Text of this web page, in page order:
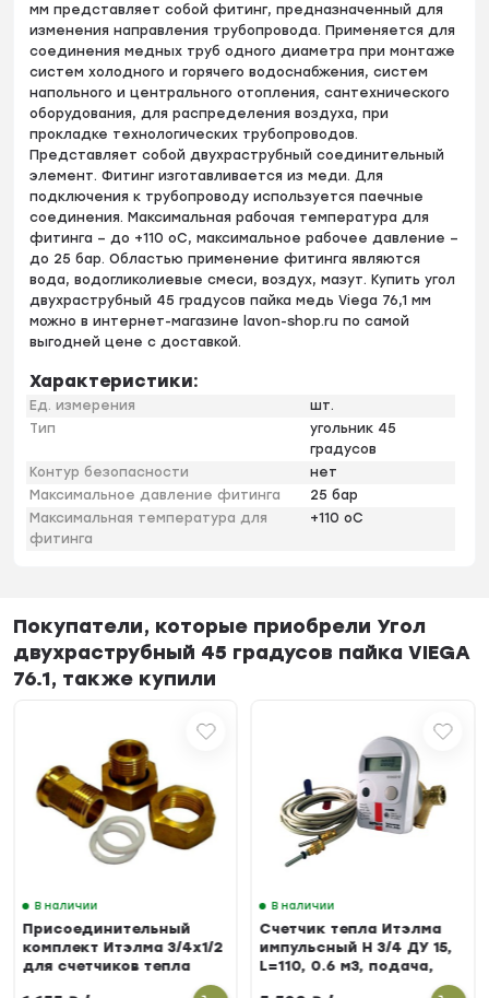
мм представляет собой фитинг, предназначенный для
изменения направления трубопровода. Применяется для
соединения медных труб одного диаметра при монтаже
систем холодного и горячего водоснабжения, систем
напольного и центрального отопления, сантехнического
оборудования, для распределения воздуха, при
прокладке технологических трубопроводов.
Представляет собой двухраструбный соединительный
элемент. Фитинг изготавливается из меди. Для
подключения к трубопроводу используется паечные
соединения. Максимальная рабочая температура для
фитинга – до +110 оС, максимальное рабочее давление –
до 25 бар. Областью применение фитинга являются
вода, водогликолиевые смеси, воздух, мазут. Купить угол
двухраструбный 45 градусов пайка медь Viega 76,1 мм
можно в интернет-магазине lavon-shop.ru по самой
выгодней цене с доставкой.
Характеристики:
Ед. измерения
шт.
Тип
угольник 45
градусов
Контур безопасности
нет
Максимальное давление фитинга
25 бар
Максимальная температура для
фитинга
+110 оС
Покупатели, которые приобрели Угол
двухраструбный 45 градусов пайка VIEGA
76.1, также купили
В наличии
Присоединительный
комплект Итэлма 3/4х1/2
для счетчиков тепла
В наличии
Счетчик тепла Итэлма
импульсный Н 3/4 ДУ 15,
L=110, 0.6 м3, подача,